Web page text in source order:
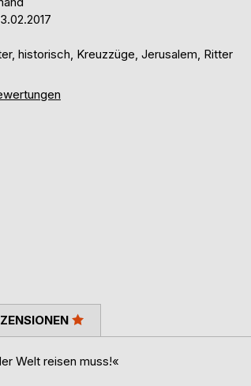
historisch, Kreuzzüge, Jerusalem, Ritter
Welt reisen muss!«